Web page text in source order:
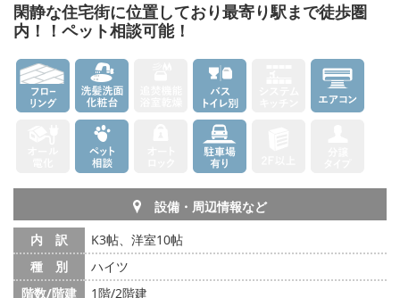
閑静な住宅街に位置しており最寄り駅まで徒歩圏
内！！ペット相談可能！
設備・周辺情報など
内 訳
K3帖、洋室10帖
種 別
ハイツ
階数/階建
1階/2階建